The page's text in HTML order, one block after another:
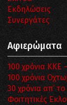
Εκδηλώσεις
Συνεργάτες
Αφιερώματα
100 χρόνια ΚΚΕ
100 χρόνια
30 χρόνια απ’
Φοιτητικές